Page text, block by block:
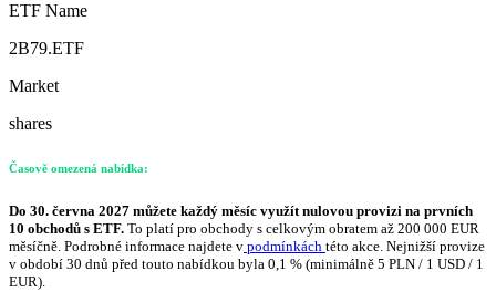
ETF Name
2B79.ETF
Market
shares
Časově omezená nabídka:
Do 30. června 2027 můžete každý měsíc využít nulovou provizi na prvních
10 obchodů s ETF. To platí pro obchody s celkovým obratem až 200 000 EUR
měsíčně. Podrobné informace najdete v podmínkách této akce. Nejnižší provize
v období 30 dnů před touto nabídkou byla 0,1 % (minimálně 5 PLN / 1 USD / 1
EUR).